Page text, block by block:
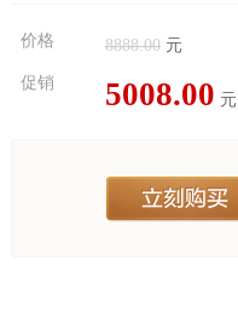
价格 8888.00 元
促销 5008.00 元
立刻购买